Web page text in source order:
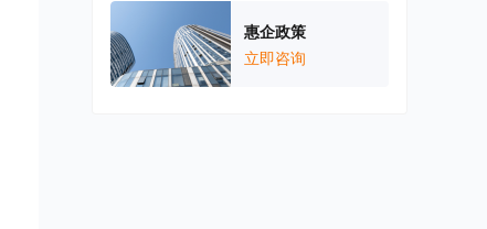
惠企政策
立即咨询